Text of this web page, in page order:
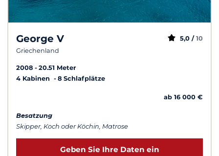
George V
Griechenland
5,0 / 10
2008
20.51 Meter
4 Kabinen
8 Schlafplätze
ab 16 000 €
Besatzung
Skipper, Koch oder Köchin, Matrose
Geben Sie Ihre Daten ein